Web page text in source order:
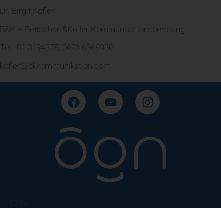
Dr. Birgit Kofler
B&K – Bettschart&Kofler Kommunikationsberatung
Tel.: 01 3194378; 0676 6368930
kofler@bkkommunikation.com